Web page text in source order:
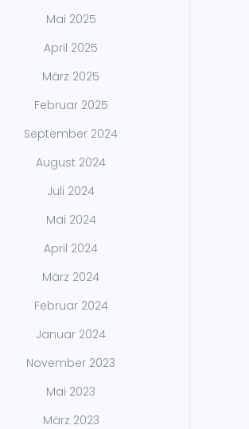
Mai 2025
April 2025
März 2025
Februar 2025
September 2024
August 2024
Juli 2024
Mai 2024
April 2024
März 2024
Februar 2024
Januar 2024
November 2023
Mai 2023
März 2023